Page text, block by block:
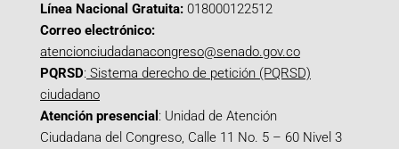
Línea Nacional Gratuita: 018000122512
Correo electrónico:
atencionciudadanacongreso@senado.gov.co
PQRSD: Sistema derecho de petición (PQRSD)
ciudadano
Atención presencial : Unidad de Atención
Ciudadana del Congreso, Calle 11 No. 5 – 60 Nivel 3